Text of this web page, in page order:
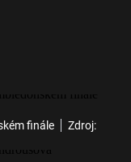
finále
Zdroj: